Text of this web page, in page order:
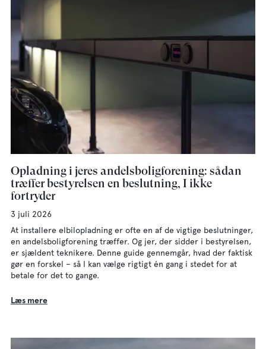
Dan Sve Eng Fra
Opladning i jeres andelsboligforening: sådan
træffer bestyrelsen en beslutning, I ikke
fortryder
3 juli 2026
At installere elbilopladning er ofte en af de vigtige beslutninger,
en andelsboligforening træffer. Og jer, der sidder i bestyrelsen,
er sjældent teknikere. Denne guide gennemgår, hvad der faktisk
gør en forskel – så I kan vælge rigtigt én gang i stedet for at
betale for det to gange.
Læs mere